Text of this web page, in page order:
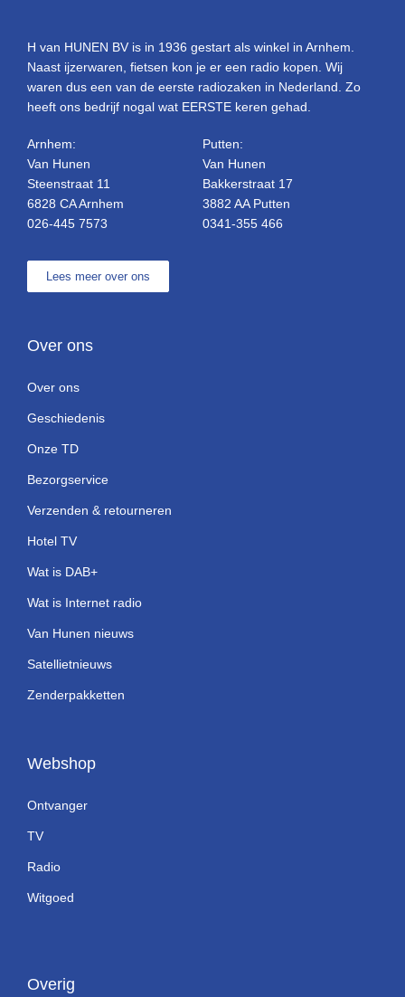
H van HUNEN BV is in 1936 gestart als winkel in Arnhem.
Naast ijzerwaren, fietsen kon je er een radio kopen. Wij
waren dus een van de eerste radiozaken in Nederland. Zo
heeft ons bedrijf nogal wat EERSTE keren gehad.
Arnhem:
Van Hunen
Steenstraat 11
6828 CA Arnhem
026-445 7573
Putten:
Van Hunen
Bakkerstraat 17
3882 AA Putten
0341-355 466
Lees meer over ons
Over ons
Over ons
Geschiedenis
Onze TD
Bezorgservice
Verzenden & retourneren
Hotel TV
Wat is DAB+
Wat is Internet radio
Van Hunen nieuws
Satellietnieuws
Zenderpakketten
Webshop
Ontvanger
TV
Radio
Witgoed
Overig